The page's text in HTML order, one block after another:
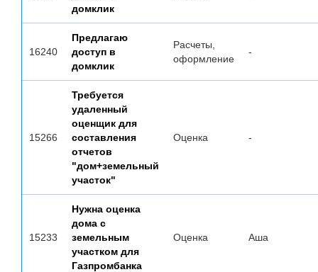
домклик
16240
Предлагаю
доступ в
домклик
Расчеты,
оформление
-
15266
Требуется
удаленный
оценщик для
составления
отчетов
"дом+земельный
участок"
Оценка -
15233
Нужна оценка
дома с
земельным
участком для
Газпромбанка
Оценка Аша